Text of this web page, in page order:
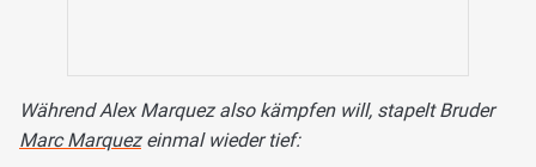
Während Alex Marquez also kämpfen will, stapelt Bruder
Marc Marquezeinmal wieder tief: